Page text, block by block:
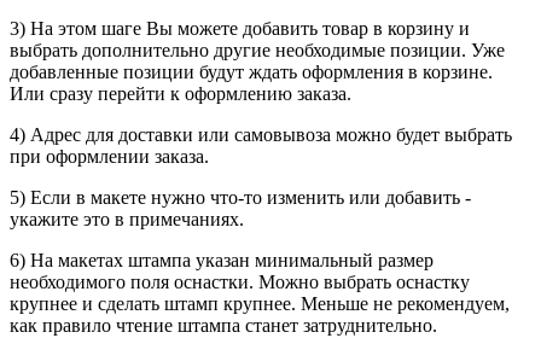
3) На этом шаге Вы можете добавить товар в корзину и
выбрать дополнительно другие необходимые позиции. Уже
добавленные позиции будут ждать оформления в корзине.
Или сразу перейти к оформлению заказа.
4) Адрес для доставки или самовывоза можно будет выбрать
при оформлении заказа.
5) Если в макете нужно что-то изменить или добавить -
укажите это в примечаниях.
6) На макетах штампа указан минимальный размер
необходимого поля оснастки. Можно выбрать оснастку
крупнее и сделать штамп крупнее. Меньше не рекомендуем,
как правило чтение штампа станет затруднительно.